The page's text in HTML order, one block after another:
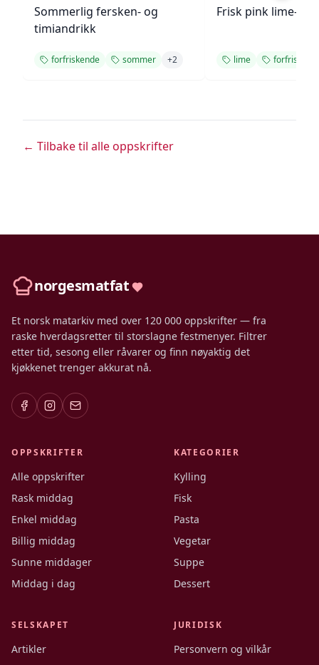
Sommerlig fersken- og
timiandrikk
forfriskende sommer +2
Frisk pink lime-
lime
← Tilbake til alle oppskrifter
norgesmatfat
Et norsk matarkiv med over 120 000 oppskrifter — fra
raske hverdagsretter til storslagne festmenyer. Filtrer
etter tid, sesong eller råvarer og finn nøyaktig det
kjøkkenet trenger akkurat nå.
OPPSKRIFTER
Alle oppskrifter
Rask middag
Enkel middag
Billig middag
Sunne middager
Middag i dag
KATEGORIER
Kylling
Fisk
Pasta
Vegetar
Suppe
Dessert
SELSKAPET
Artikler
JURIDISK
Personvern og vilkår